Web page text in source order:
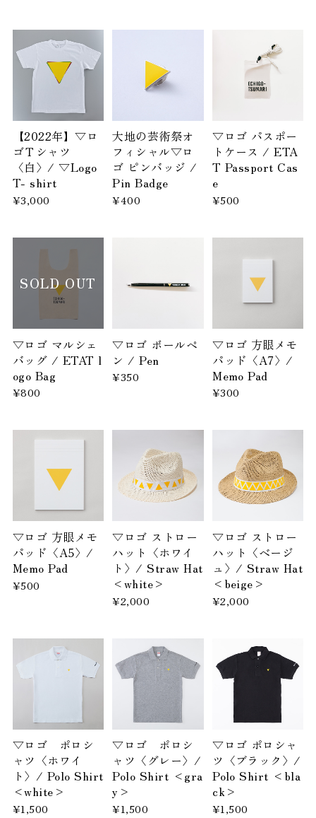
【2022年】▽ロ
ゴＴシャツ
〈白〉/ ▽Logo
T- shirt
¥3,000
大地の芸術祭オ
フィシャル▽ロ
ゴ ピンバッジ /
Pin Badge
¥400
▽ロゴ パスポー
トケース / ETA
T Passport Cas
e
¥500
SOLD OUT
▽ロゴ マルシェ
バッグ / ETAT l
ogo Bag
¥800
▽ロゴ ボールペ
ン / Pen
¥350
▽ロゴ 方眼メモ
パッド〈A7〉/
Memo Pad
¥300
▽ロゴ 方眼メモ
パッド〈A5〉/
Memo Pad
¥500
▽ロゴ ストロー
ハット〈ホワイ
ト〉/ Straw Hat
<white>
¥2,000
▽ロゴ ストロー
ハット〈ベージ
ュ〉/ Straw Hat
<beige>
¥2,000
▽ロゴ ポロシ
ャツ〈ホワイ
ト〉/ Polo Shirt
<white>
¥1,500
▽ロゴ ポロシ
ャツ〈グレー〉/
Polo Shirt <gra
y>
¥1,500
▽ロゴ ポロシャ
ツ〈ブラック〉/
Polo Shirt <bla
ck>
¥1,500